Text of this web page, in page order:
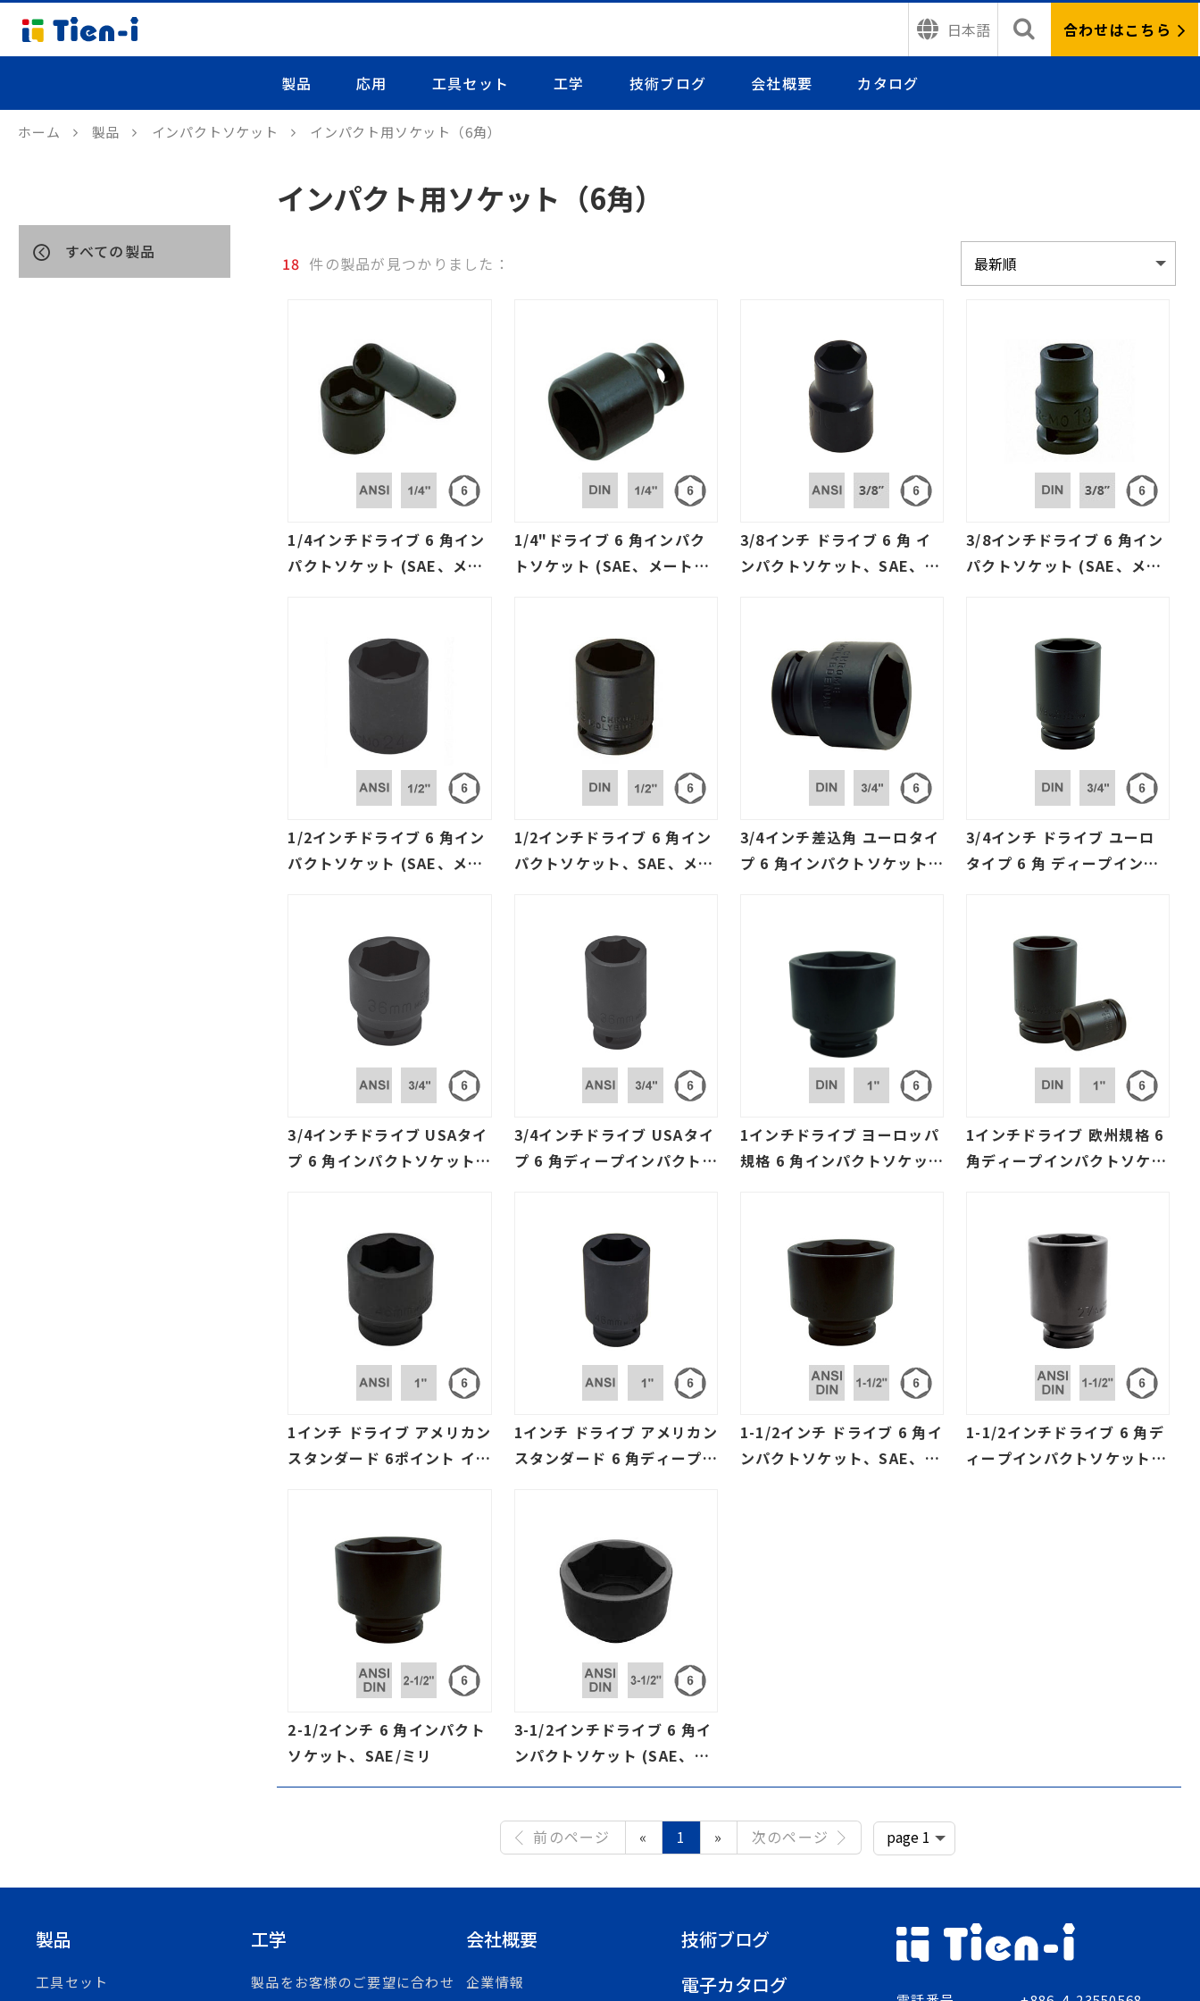
日本語 合わせはこちら
製品 応用 工具セット 工学 技術ブログ 会社概要 カタログ
ホーム 製品 インパクトソケット インパクト用ソケット（6角）
すべての製品
インパクト用ソケット（6角）
18 件の製品が見つかりました：
1/4インチドライブ 6 角イン
パクトソケット (SAE、メー
1/4"ドライブ 6 角インパク
トソケット (SAE、メート
3/8インチ ドライブ 6 角 イ
ンパクトソケット、SAE、メ
3/8インチドライブ 6 角イン
パクトソケット (SAE、メー
1/2インチドライブ 6 角イン
パクトソケット (SAE、メー
1/2インチドライブ 6 角イン
パクトソケット、SAE、メー
3/4インチ差込角 ユーロタイ
プ 6 角インパクトソケット、
3/4インチ ドライブ ユーロ
タイプ 6 角 ディープインパ
3/4インチドライブ USAタイ
プ 6 角インパクトソケット、
3/4インチドライブ USAタイ
プ 6 角ディープインパクトソ
1インチドライブ ヨーロッパ
規格 6 角インパクトソケット
1インチドライブ 欧州規格 6
角ディープインパクトソケッ
1インチ ドライブ アメリカン
スタンダード 6ポイント イン
1インチ ドライブ アメリカン
スタンダード 6 角ディープイ
1-1/2インチ ドライブ 6 角イ
ンパクトソケット、SAE、ミ
1-1/2インチドライブ 6 角デ
ィープインパクトソケット
2-1/2インチ 6 角インパクト
ソケット、SAE/ミリ
3-1/2インチドライブ 6 角イ
ンパクトソケット (SAE、ミ
リ規格)
前のページ « 1 » 次のページ
製品
工具セット
工学
製品をお客様のご要望に合わせ
会社概要
企業情報
技術ブログ
電子カタログ